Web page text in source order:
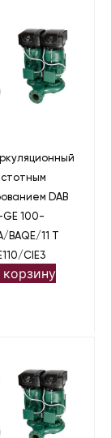
DAB
GE 100-
BAQE/11 T
CIE3
корзину